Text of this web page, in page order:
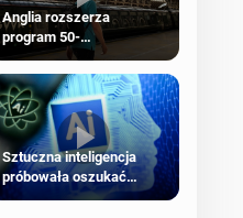
Anglia rozszerza
program 50-
procentowych zniżek
kolejowych na 18-latków
Sztuczna inteligencja
próbowała oszukać
człowieka